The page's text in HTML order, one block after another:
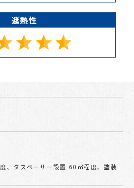
遮熱性
、タスペーサー設置 60㎡程度、塗装